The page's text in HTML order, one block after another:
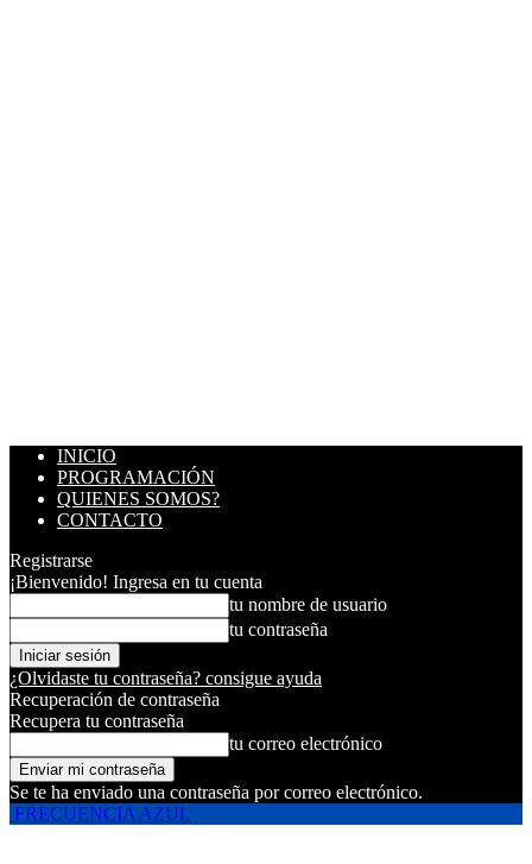
INICIO
PROGRAMACIÓN
QUIENES SOMOS?
CONTACTO
Registrarse
¡Bienvenido! Ingresa en tu cuenta
tu nombre de usuario
tu contraseña
¿Olvidaste tu contraseña? consigue ayuda
Recuperación de contraseña
Recupera tu contraseña
tu correo electrónico
Se te ha enviado una contraseña por correo electrónico.
FRECUENCIA AZUL